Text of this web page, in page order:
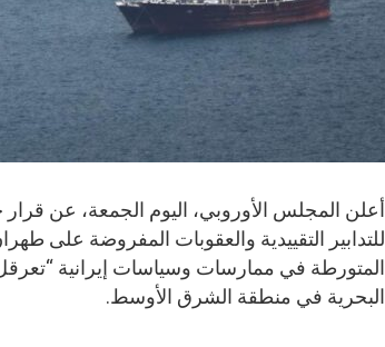
أعلن المجلس الأوروبي، اليوم الجمعة، عن
للتدابير التقييدية والعقوبات المفروضة على
المتورطة في ممارسات وسياسات إيرانية “تعرقل
البحرية في منطقة الشرق الأوسط.